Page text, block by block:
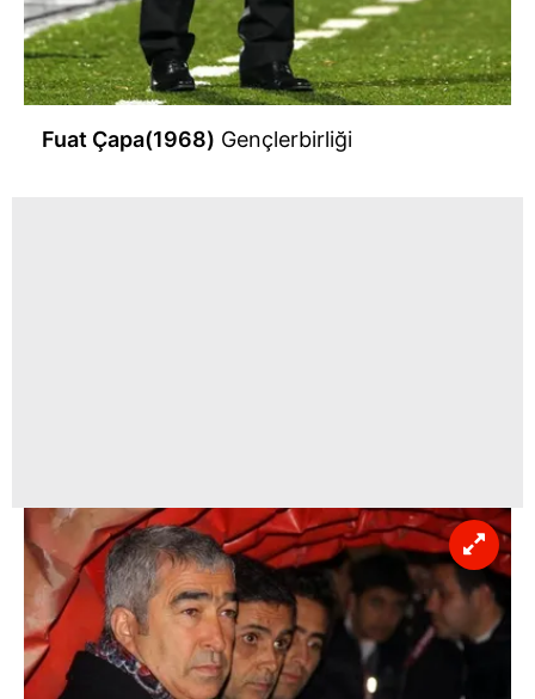
Fuat Çapa(1968) Gençlerbirliği